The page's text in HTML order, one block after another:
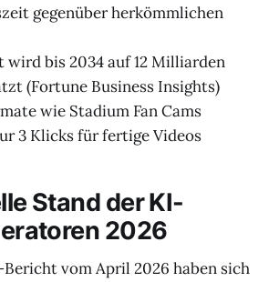
gegenüber herkömmlichen
wird bis 2034 auf 12 Milliarden
(Fortune Business Insights)
wie Stadium Fan Cams
3 Klicks für fertige Videos
Stand der KI-
2026
vom April 2026 haben sich